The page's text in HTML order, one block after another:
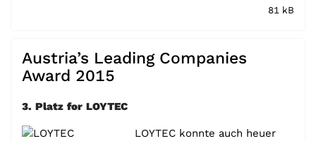
81 kB
Austria’s Leading Companies
Award 2015
3. Platz for LOYTEC
LOYTEC konnte auch heuer